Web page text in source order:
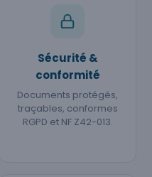
Sécurité &
conformité
Documents protégés,
traçables, conformes
RGPD et NF Z42-013.